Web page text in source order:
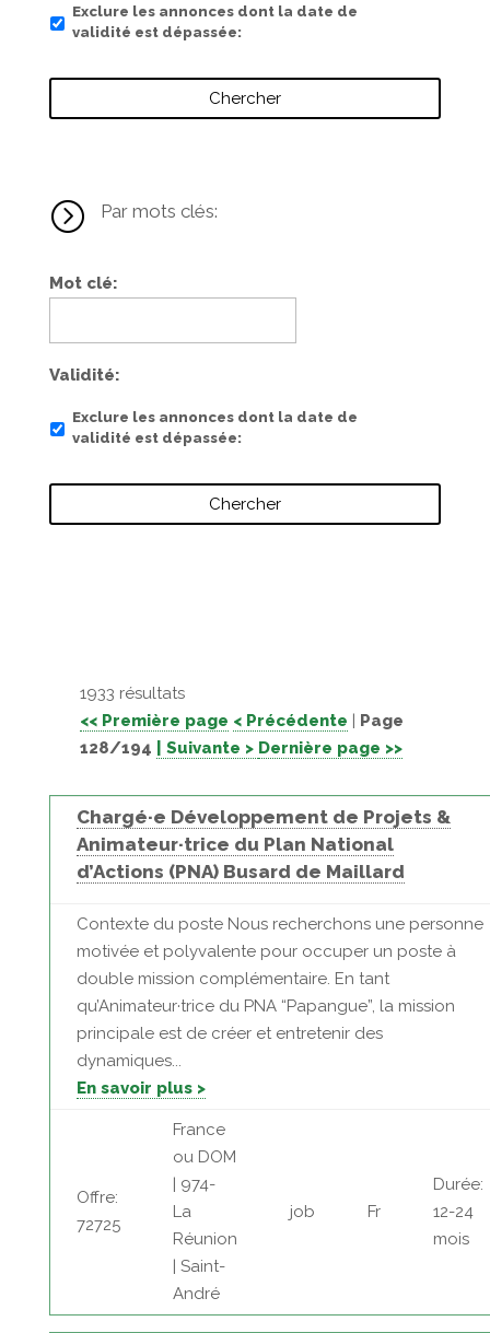
Exclure les annonces dont la date de
validité est dépassée
= Par mots clés:
Mot clé
Validité
Exclure les annonces dont la date de
validité est dépassée
1933 résultats
<< Première page < Précédente | Page
128/194
| Suivante > Dernière page >>
Chargé·e Développement de Projets &
Animateur·trice du Plan National
d’Actions (PNA) Busard de Maillard
Contexte du poste Nous recherchons une personne
motivée et polyvalente pour occuper un poste à
double mission complémentaire. En tant
qu’Animateur·trice du PNA “Papangue”, la mission
principale est de créer et entretenir des
dynamiques...
En savoir plus >
Offre:
72725
France
ou DOM
| 974-
La
Réunion
| Saint-
André
job Fr
Durée:
12-24
mois